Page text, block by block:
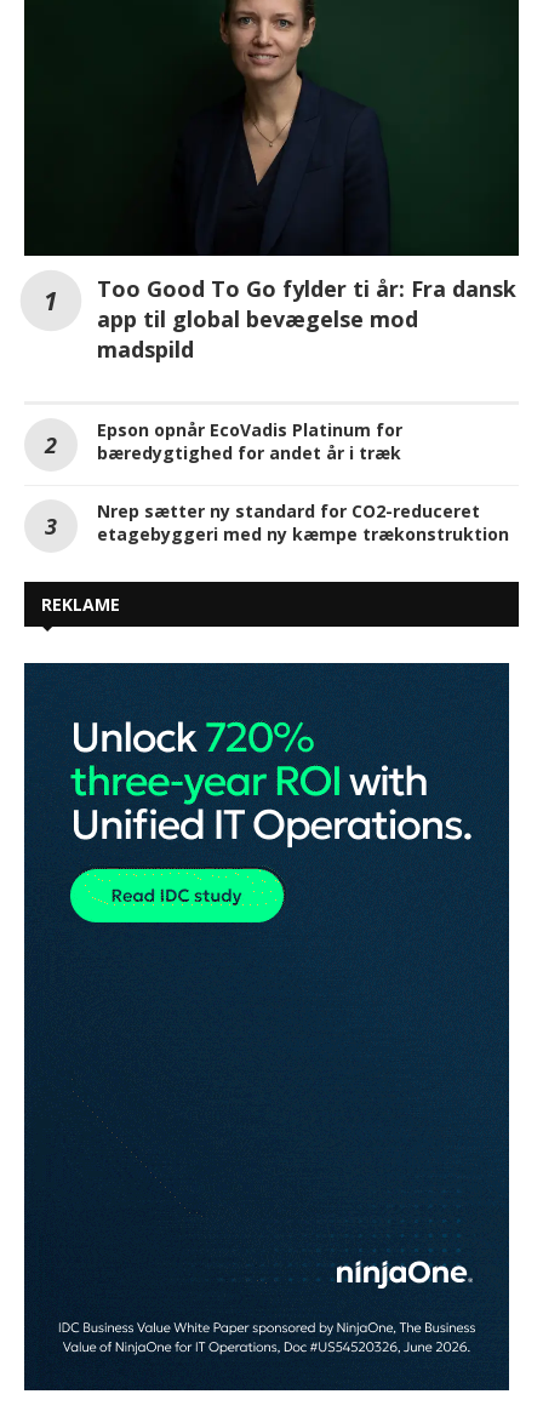
Too Good To Go fylder ti år: Fra dansk
app til global bevægelse mod
madspild
Epson opnår EcoVadis Platinum for
bæredygtighed for andet år i træk
Nrep sætter ny standard for CO2-reduceret
etagebyggeri med ny kæmpe trækonstruktion
REKLAME